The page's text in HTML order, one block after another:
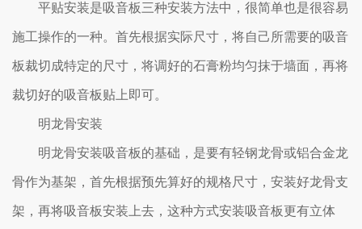
平贴安装是吸音板三种安装方法中，很简单也是很容易
施工操作的一种。首先根据实际尺寸，将自己所需要的吸音
板裁切成特定的尺寸，将调好的石膏粉均匀抹于墙面，再将
裁切好的吸音板贴上即可。
明龙骨安装
明龙骨安装吸音板的基础，是要有轻钢龙骨或铝合金龙
骨作为基架，首先根据预先算好的规格尺寸，安装好龙骨支
架，再将吸音板安装上去，这种方式安装吸音板更有立体